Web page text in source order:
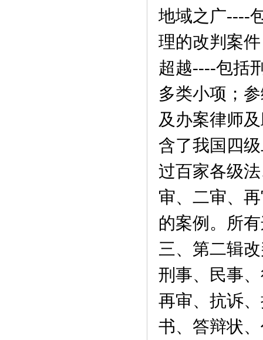
地域之广----
理的改判案
超越----包括
多类小项；
及办案律师
含了我国四
过百家各级
审、二审、
的案例。所
三、第二辑
刑事、民事
再审、抗诉
书、答辩状